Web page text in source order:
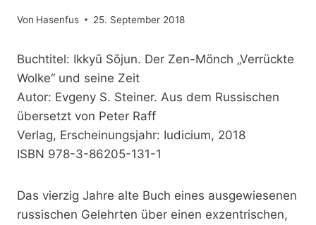
Von Hasenfus 25. September 2018
Buchtitel: Ikkyū Sōjun. Der Zen-Mönch „Verrückte
Wolke“ und seine Zeit
Autor: Evgeny S. Steiner. Aus dem Russischen
übersetzt von Peter Raff
Verlag, Erscheinungsjahr: Iudicium, 2018
ISBN 978-3-86205-131-1
Das vierzig Jahre alte Buch eines ausgewiesenen
russischen Gelehrten über einen exzentrischen,